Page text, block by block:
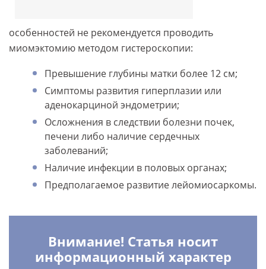
особенностей не рекомендуется проводить
миомэктомию методом гистероскопии:
Превышение глубины матки более 12 см;
Симптомы развития гиперплазии или
аденокарциной эндометрии;
Осложнения в следствии болезни почек,
печени либо наличие сердечных
заболеваний;
Наличие инфекции в половых органах;
Предполагаемое развитие лейомиосаркомы.
Внимание! Статья носит
информационный характер